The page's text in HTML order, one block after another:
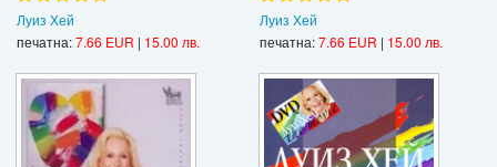
Луиз Хей
печатна:7.66 EUR | 15.00 лв.
Луиз Хей
печатна:7.66 EUR | 15.00 лв.